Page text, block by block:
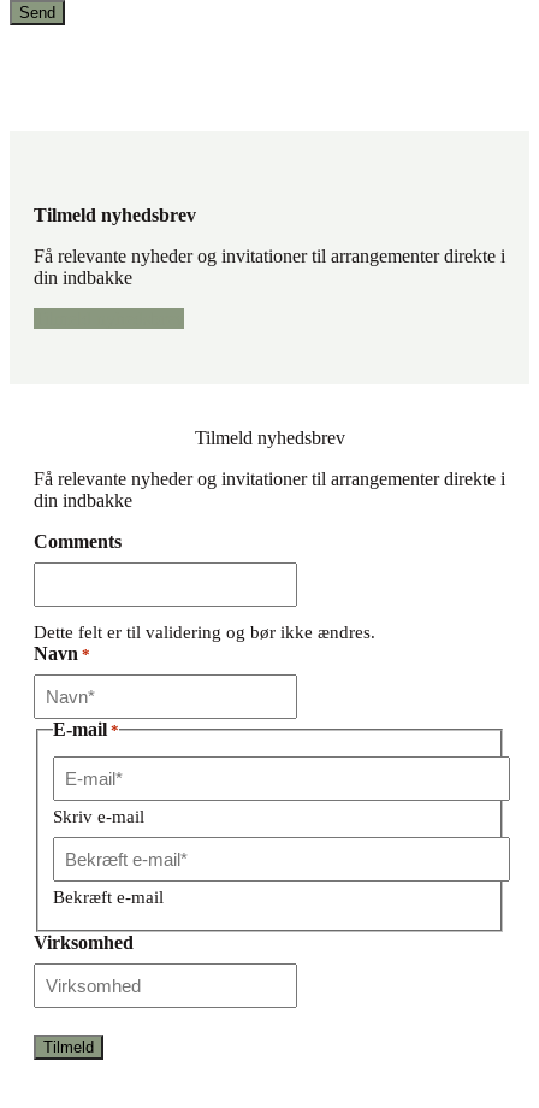
Tilmeld nyhedsbrev
Få relevante nyheder og invitationer til arrangementer direkte i
din indbakke
Tilmeld nyhedsbrev
Få relevante nyheder og invitationer til arrangementer direkte i
din indbakke
Comments
Dette felt er til validering og bør ikke ændres.
Navn *
E-mail *
Skriv e-mail
Bekræft e-mail
Virksomhed